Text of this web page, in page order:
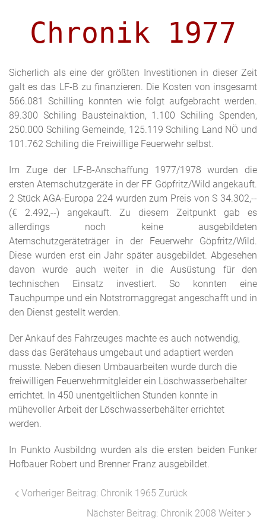
Chronik 1977
Sicherlich als eine der größten Investitionen in dieser Zeit
galt es das LF-B zu finanzieren. Die Kosten von insgesamt
566.081 Schilling konnten wie folgt aufgebracht werden.
89.300 Schiling Bausteinaktion, 1.100 Schiling Spenden,
250.000 Schiling Gemeinde, 125.119 Schiling Land NÖ und
101.762 Schiling die Freiwillige Feuerwehr selbst.
Im Zuge der LF-B-Anschaffung 1977/1978 wurden die
ersten Atemschutzgeräte in der FF Göpfritz/Wild angekauft.
2 Stück AGA-Europa 224 wurden zum Preis von S 34.302,--
(€ 2.492,--) angekauft. Zu diesem Zeitpunkt gab es
allerdings noch keine ausgebildeten
Atemschutzgeräteträger in der Feuerwehr Göpfritz/Wild.
Diese wurden erst ein Jahr später ausgebildet. Abgesehen
davon wurde auch weiter in die Ausüstung für den
technischen Einsatz investiert. So konnten eine
Tauchpumpe und ein Notstromaggregat angeschafft und in
den Dienst gestellt werden.
Der Ankauf des Fahrzeuges machte es auch notwendig,
dass das Gerätehaus umgebaut und adaptiert werden
musste. Neben diesen Umbauarbeiten wurde durch die
freiwilligen Feuerwehrmitgleider ein Löschwasserbehälter
errichtet. In 450 unentgeltlichen Stunden konnte in
mühevoller Arbeit der Löschwasserbehälter errichtet
werden.
In Punkto Ausbildng wurden als die ersten beiden Funker
Hofbauer Robert und Brenner Franz ausgebildet.
Vorheriger Beitrag: Chronik 1965 Zurück
Nächster Beitrag: Chronik 2008 Weiter